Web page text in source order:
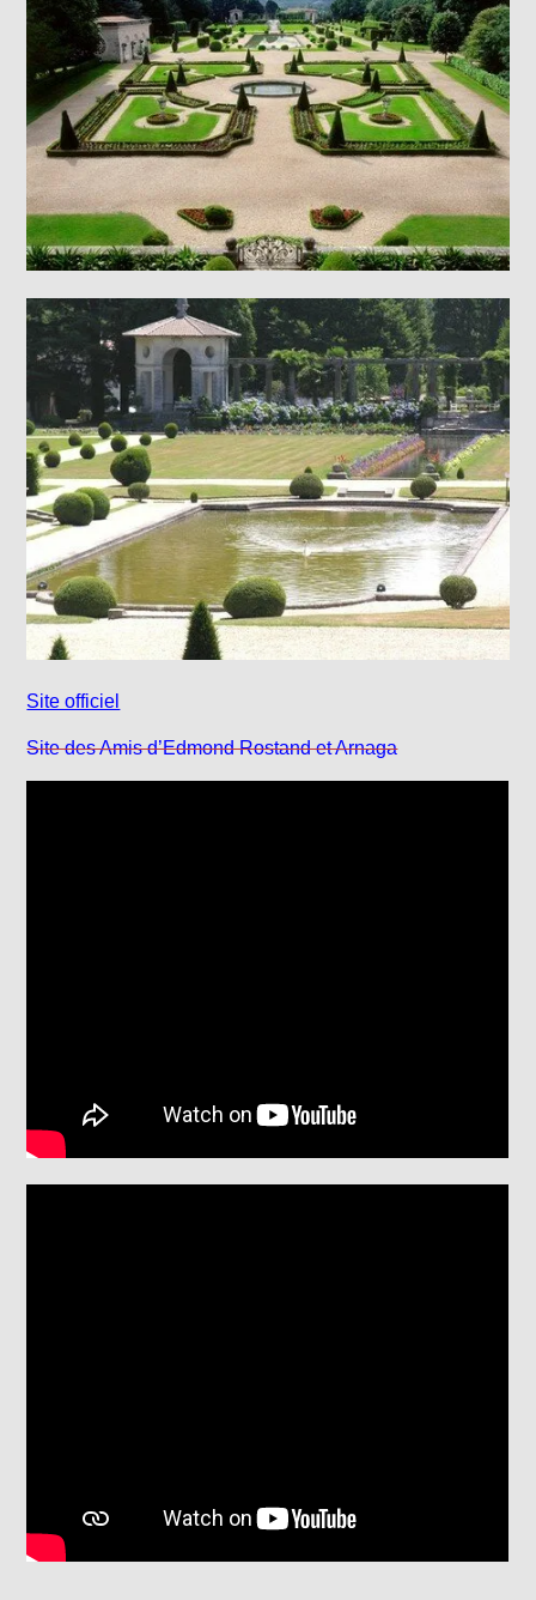
Site officiel
Site des Amis d’Edmond Rostand et Arnaga